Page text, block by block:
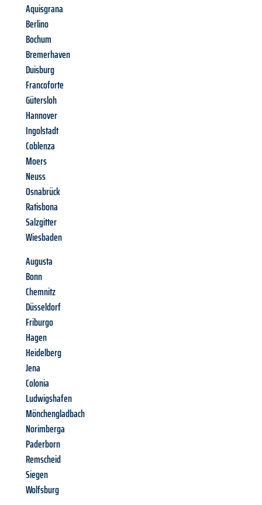
Aquisgrana
Berlino
Bochum
Bremerhaven
Duisburg
Francoforte
Gütersloh
Hannover
Ingolstadt
Coblenza
Moers
Neuss
Osnabrück
Ratisbona
Salzgitter
Wiesbaden
Augusta
Bonn
Chemnitz
Düsseldorf
Friburgo
Hagen
Heidelberg
Jena
Colonia
Ludwigshafen
Mönchengladbach
Norimberga
Paderborn
Remscheid
Siegen
Wolfsburg